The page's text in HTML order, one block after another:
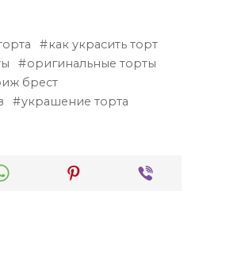
как украсить торт
оригинальные торты
брест
украшение торта